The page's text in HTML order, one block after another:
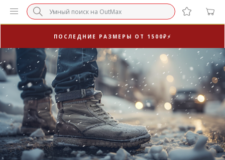
3-Я ПАРА В ПОДАРОК 🎁
ПОСЛЕДНИЕ РАЗМЕРЫ ОТ 1500₽⚡️
СУПЕРАКЦИЯ 🔥 2-Я ПАРА -50%